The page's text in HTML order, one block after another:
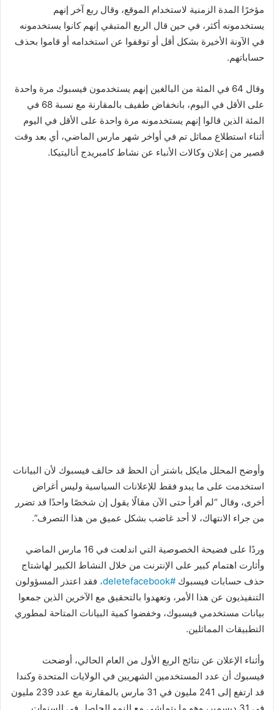
مؤخرًا المدة الزمنية لاستخدام الموقع، وقال ربع آخر إنهم
يستخدمونه أكثر، في حين قال الربع المتبقي إنهم كانوا يستخدمونه
في الآونة الأخيرة بشكل أقل أو توقفوا عن استخدامه أو قاموا بحذف
حساباتهم.
وقال 64 في المئة من البالغين إنهم يستخدمون فيسبوك مرة واحدة
على الأقل في اليوم، بانخفاض طفيف بالمقارنة مع نسبة 68 في
المئة الذين قالوا إنهم يستخدمونه مرة واحدة على الأقل في اليوم
أثناء استطلاع مماثل تم في أواخر شهر مارس الماضي، أي بعد وقت
قصير من إعلان وكالات الأنباء عن نشاط كامبريدج أناليتيكا.
وأوضح المحلل مايكل باشتر أن الحظ قد حالف فيسبوك لأن البيانات
استخدمت على ما يبدو فقط للإعلانات السياسية وليس أغراض
أخرى، وقال “لم أقرأ حتى الآن مقالًا يقول إن شخصًا واحدًا قد تضرر
من جراء الانتهاك، لا أحد غاضب بشكل عميق من هذا التصرف”.
وردًا على فضيحة الخصوصية التي اندلعت في 16 مارس الماضي
وأثارت اهتمام كبير على الإنترنت من خلال النشاط الكبير لهاشتاج
حذف حسابات فيسبوك #deletefacebook، فقد اعتذر المسؤولون
التنفيذيون عن هذا الأمر، وتعهدوا بالتحقيق مع الآخرين الذين جمعوا
بيانات مستخدمي فيسبوك، وخفضوا كمية البيانات المتاحة لمطوري
التطبيقات المماثلين.
وأثناء الإعلان عن نتائج الربع الأول من العام الحالي، أوضحت
فيسبوك أن عدد المستخدمين الشهريين في الولايات المتحدة وكندا
قد ارتفع إلى 241 مليون في 31 مارس بالمقارنة مع عدد 239 مليون
في 31 ديسمبر، وهو ما يتماشى مع النمو الحاصل في السنوات